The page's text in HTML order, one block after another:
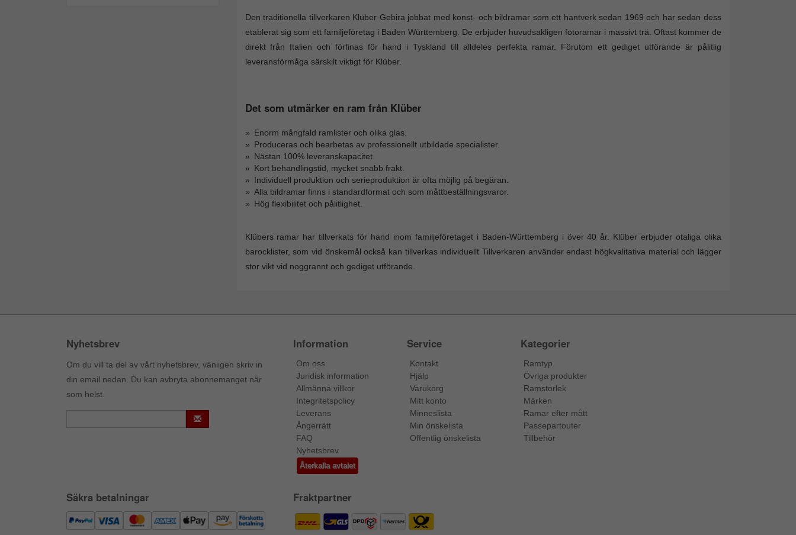
Den traditionella tillverkaren Klüber Gebira jobbat med konst- och bildramar som ett hantverk sedan 1969 och har sedan dess
etablerat sig som ett familjeföretag i Baden Württemberg. De erbjuder huvudsakligen fotoramar i massivt trä. Oftast kommer de
direkt från Italien och förfinas för hand i Tyskland till alldeles perfekta ramar. Förutom ett gediget utförande är pålitlig
leveransförmåga särskilt viktigt för Klüber.
Det som utmärker en ram från Klüber
Enorm mångfald ramlister och olika glas.
Produceras och bearbetas av professionellt utbildade specialister.
Nästan 100% leveranskapacitet.
Kort behandlingstid, mycket snabb frakt.
Individuell produktion och serieproduktion är ofta möjlig på begäran.
Alla bildramar finns i standardformat och som måttbeställningsvaror.
Hög flexibilitet och pålitlighet.
Klübers ramar har tillverkats för hand inom familjeföretaget i Baden-Württemberg i över 40 år. Klüber erbjuder otaliga olika
barocklister, som vid önskemål också kan tillverkas individuellt Tillverkaren använder endast högkvalitativa material och lägger
stor vikt vid noggrannt och gediget utförande.
Nyhetsbrev
Om du vill ta del av vårt nyhetsbrev, vänligen skriv in
din email nedan. Du kan avbryta abonnemanget när
som helst.
Information
Om oss
Juridisk information
Allmänna villkor
Integritetspolicy
Leverans
Ångerrätt
FAQ
Nyhetsbrev
Återkalla avtalet
Service
Kontakt
Hjälp
Varukorg
Mitt konto
Minneslista
Min önskelista
Offentlig önskelista
Kategorier
Ramtyp
Övriga produkter
Ramstorlek
Märken
Ramar efter mått
Passepartouter
Tillbehör
Säkra betalningar Fraktpartner